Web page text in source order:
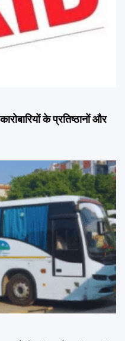
के प्रतिष्ठानों और